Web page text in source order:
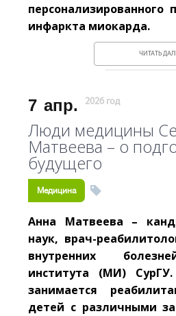
инфаркта миокарда.
ЧИТАТЬ
7 апр. 2026 год
Люди медицины
Матвеева – о
будущего
Медицина
Анна Матвеева –
наук, врач-
внутренних
института (МИ)
занимается
детей с различными